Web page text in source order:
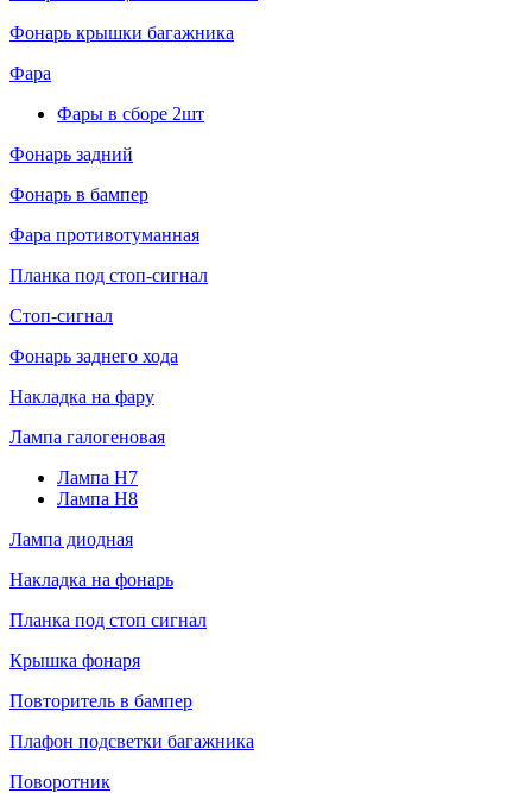
Фонарь крышки багажника
Фара
Фары в сборе 2шт
Фонарь задний
Фонарь в бампер
Фара противотуманная
Планка под стоп-сигнал
Стоп-сигнал
Фонарь заднего хода
Накладка на фару
Лампа галогеновая
Лампа H7
Лампа H8
Лампа диодная
Накладка на фонарь
Планка под стоп сигнал
Крышка фонаря
Повторитель в бампер
Плафон подсветки багажника
Поворотник